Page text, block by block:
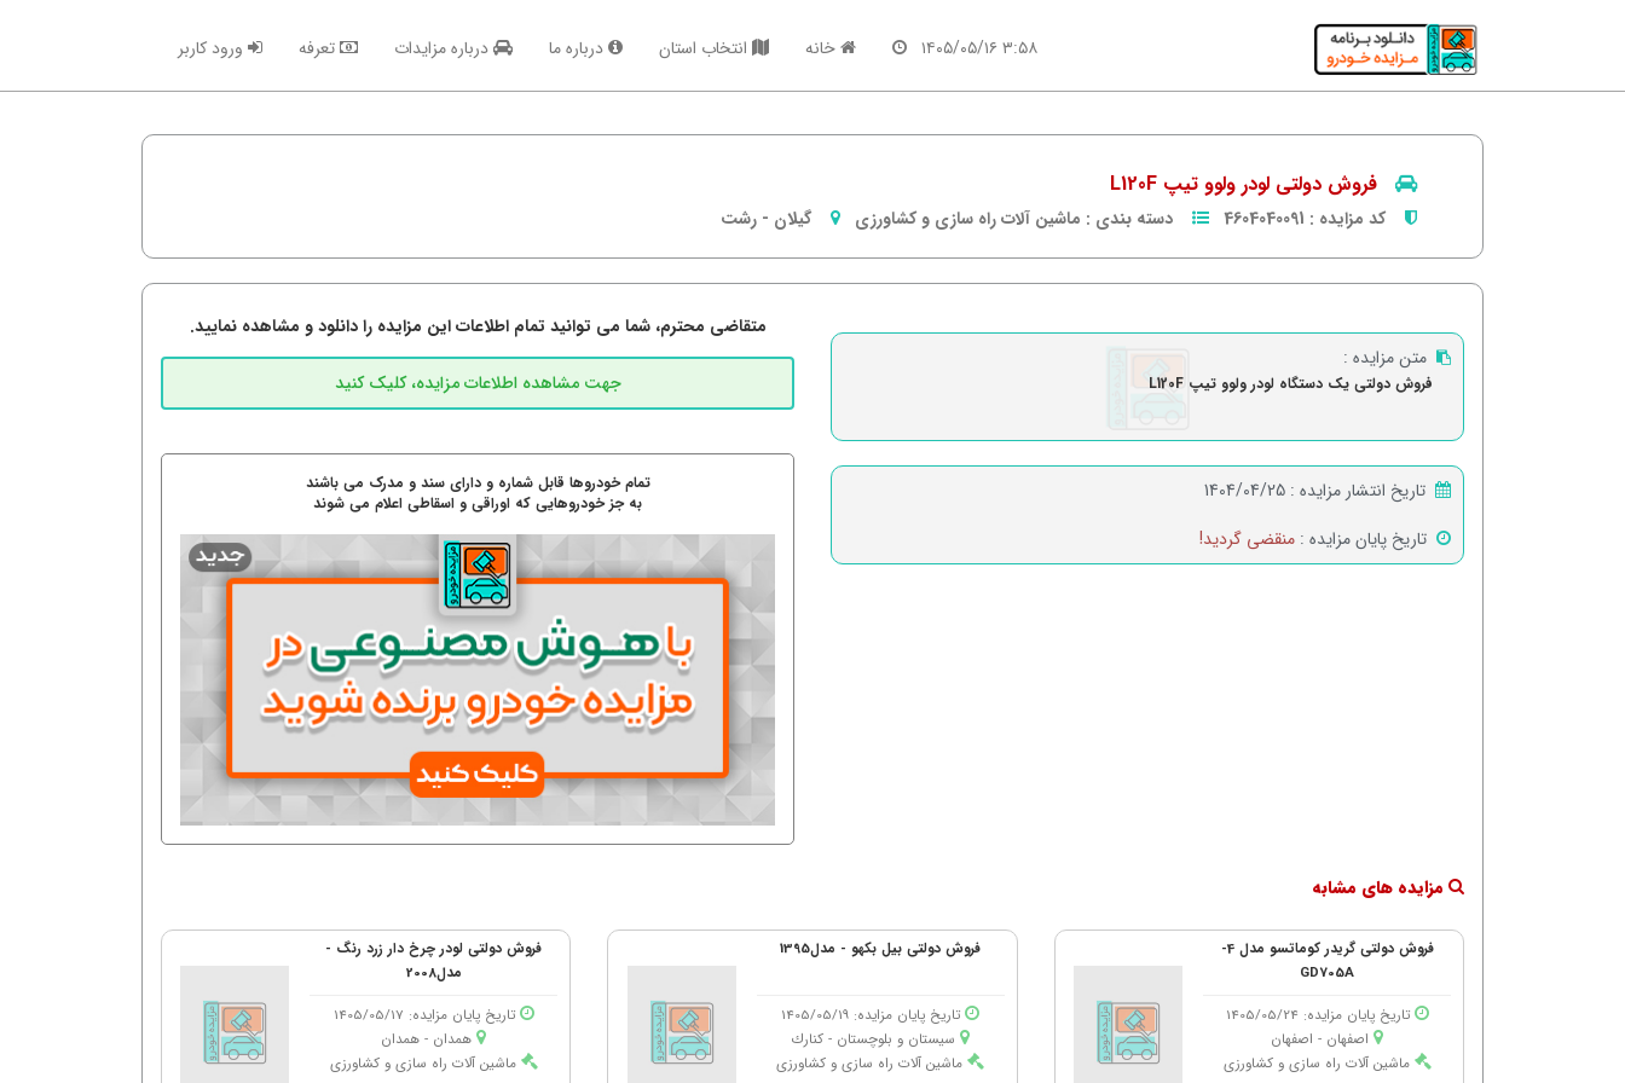
۳:۵۸ ۱۴۰۵/۰۵/۱۶ خانه انتخاب استان درباره ما درباره مزایدات تعرفه ورود کاربر
فروش دولتی لودر ولوو تیپ L120F
کد مزایده : 4604040091 دسته بندی : ماشین آلات راه سازی و کشاورزی گیلان - رشت
متن مزایده :
فروش دولتی یک دستگاه لودر ولوو تیپ L120F
تاریخ انتشار مزایده : 1404/04/25
تاریخ پایان مزایده : منقضی گردید!
متقاضی محترم، شما می توانید تمام اطلاعات این مزایده را دانلود و مشاهده نمایید.
تمام خودروها قابل شماره و دارای سند و مدرک می باشند
به جز خودروهایی که اوراقی و اسقاطی اعلام می شوند
مزایده های مشابه
فروش دولتی گریدر کوماتسو مدل 4-
GD705A
تاریخ پایان مزایده: 1405/05/24
اصفهان - اصفهان
ماشین آلات راه سازی و کشاورزی
فروش دولتی بیل بکهو - مدل1395
تاریخ پایان مزایده: 1405/05/19
سیستان و بلوچستان - كنارك
ماشین آلات راه سازی و کشاورزی
فروش دولتی لودر چرخ دار زرد رنگ -
مدل2008
تاریخ پایان مزایده: 1405/05/17
همدان - همدان
ماشین آلات راه سازی و کشاورزی